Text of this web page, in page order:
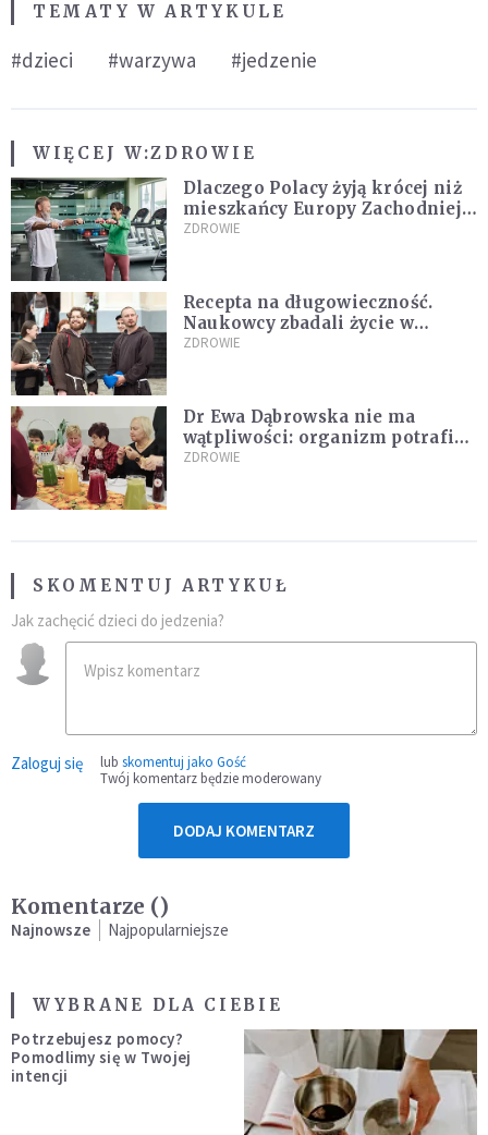
TEMATY W ARTYKULE
#dzieci #warzywa #jedzenie
WIĘCEJ W:ZDROWIE
Dlaczego Polacy żyją krócej niż
mieszkańcy Europy Zachodniej?
Ekspertka wskazuje główne
ZDROWIE
Recepta na długowieczność.
Naukowcy zbadali życie w
klasztorach
ZDROWIE
Dr Ewa Dąbrowska nie ma
wątpliwości: organizm potrafi
leczyć się sam
ZDROWIE
SKOMENTUJ ARTYKUŁ
Jak zachęcić dzieci do jedzenia?
Zaloguj się lub skomentuj jako Gość
Twój komentarz będzie moderowany
DODAJ KOMENTARZ
Komentarze ()
Najnowsze Najpopularniejsze
WYBRANE DLA CIEBIE
Potrzebujesz pomocy?
Pomodlimy się w Twojej
intencji